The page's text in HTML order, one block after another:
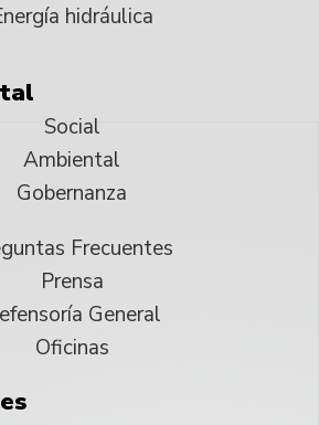
hidráulica
Social
Ambiental
Gobernanza
Frecuentes
Prensa
General
Oficinas